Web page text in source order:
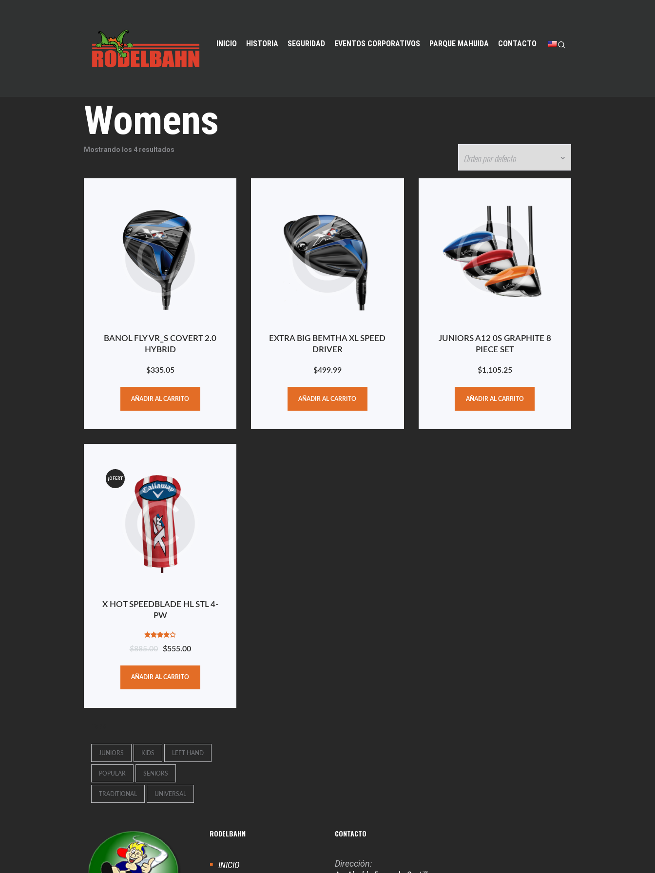
INICIO HISTORIA SEGURIDAD EVENTOS CORPORATIVOS PARQUE MAHUIDA CONTACTO
Womens
Mostrando los 4 resultados
BANOL FLY VR_S COVERT 2.0
HYBRID
$335.05
AÑADIR AL CARRITO
EXTRA BIG BEMTHA XL SPEED
DRIVER
$499.99
AÑADIR AL CARRITO
JUNIORS A12 0S GRAPHITE 8
PIECE SET
$1,105.25
AÑADIR AL CARRITO
¡OFERT
X HOT SPEEDBLADE HL STL 4-
PW
en
$885.00 $555.00
AÑADIR AL CARRITO
JUNIORS KIDS LEFT HAND
POPULAR SENIORS
TRADITIONAL UNIVERSAL
RODELBAHN
INICIO
CONTACTO
Dirección: